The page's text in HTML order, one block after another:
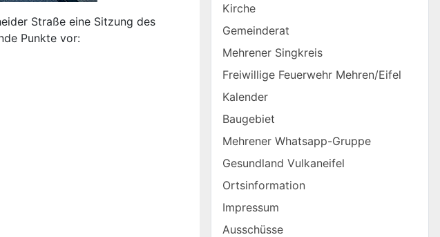
Straße eine Sitzung des
Punkte vor:
Kirche
Gemeinderat
Mehrener Singkreis
Freiwillige Feuerwehr Mehren/Eifel
Kalender
Baugebiet
Mehrener Whatsapp-Gruppe
Gesundland Vulkaneifel
Ortsinformation
Impressum
Ausschüsse